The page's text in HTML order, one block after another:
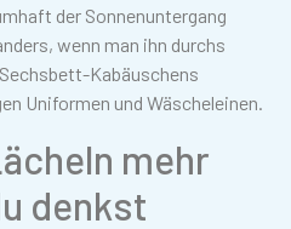
der Sonnenuntergang
wenn man ihn durchs
Kabäuschens
Uniformen und Wäscheleinen.
mehr
denkst